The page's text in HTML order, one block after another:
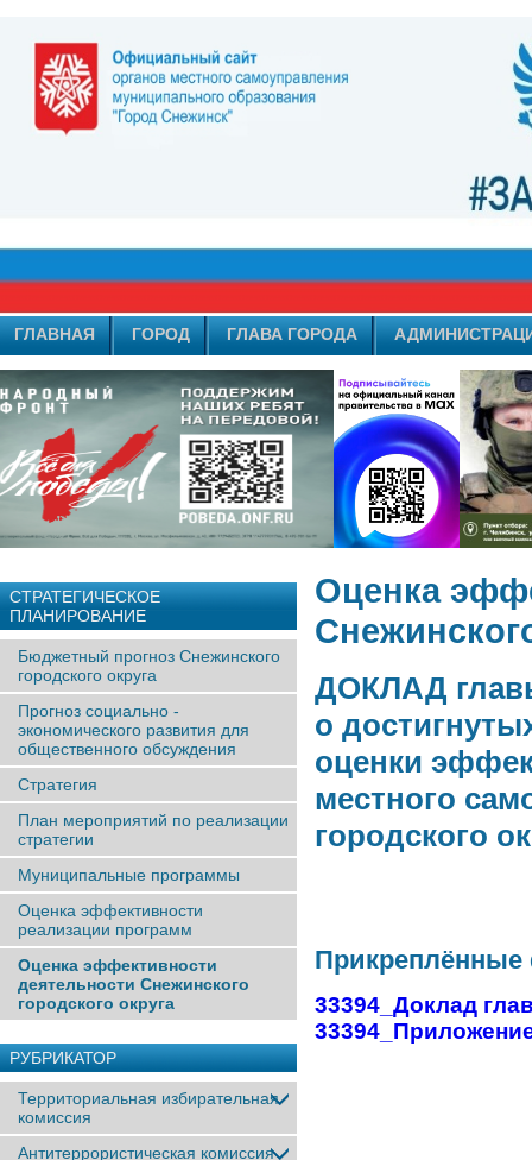
ГЛАВНАЯ ГОРОД ГЛАВА ГОРОДА
СТРАТЕГИЧЕСКОЕ
ПЛАНИРОВАНИЕ
Бюджетный прогноз Снежинского
городского округа
Прогноз социально -
экономического развития для
общественного обсуждения
Стратегия
План мероприятий по реализации
стратегии
Муниципальные программы
Оценка эффективности
реализации программ
Оценка эффективности
деятельности Снежинского
городского округа
РУБРИКАТОР
Территориальная избирательная
комиссия
Антитеррористическая комиссия
Оценка
ДОКЛАД
о
оценки
местного
городского
33394_Доклад